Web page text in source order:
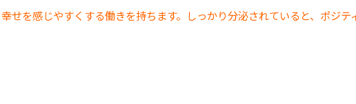
せを感じやすくする働きを持ちます。しっかり分泌されていると、ポジ